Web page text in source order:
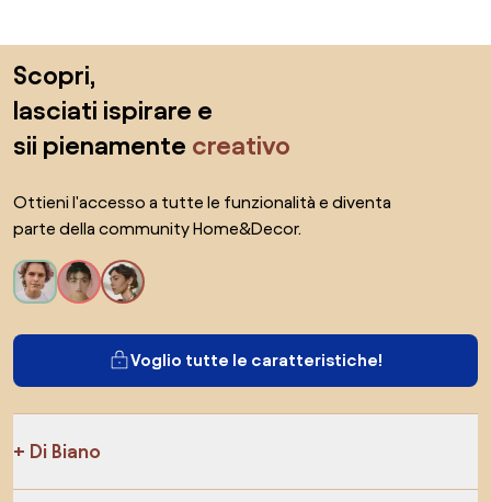
Scopri,
lasciati ispirare e
sii pienamente creativo
Ottieni l'accesso a tutte le funzionalità e diventa
parte della community Home&Decor.
Voglio tutte le caratteristiche!
Di Biano